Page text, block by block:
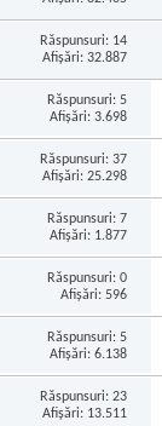
Răspunsuri: 14
Afişări: 32.887
Răspunsuri:5
Afişări: 3.698
Răspunsuri:37
Afişări: 25.298
Răspunsuri:7
Afişări: 1.877
Răspunsuri:0
Afişări: 596
Răspunsuri:5
Afişări: 6.138
Răspunsuri:23
Afişări: 13.511